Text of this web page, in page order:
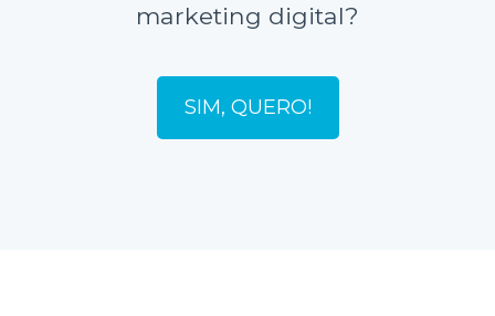
marketing digital?
SIM, QUERO!